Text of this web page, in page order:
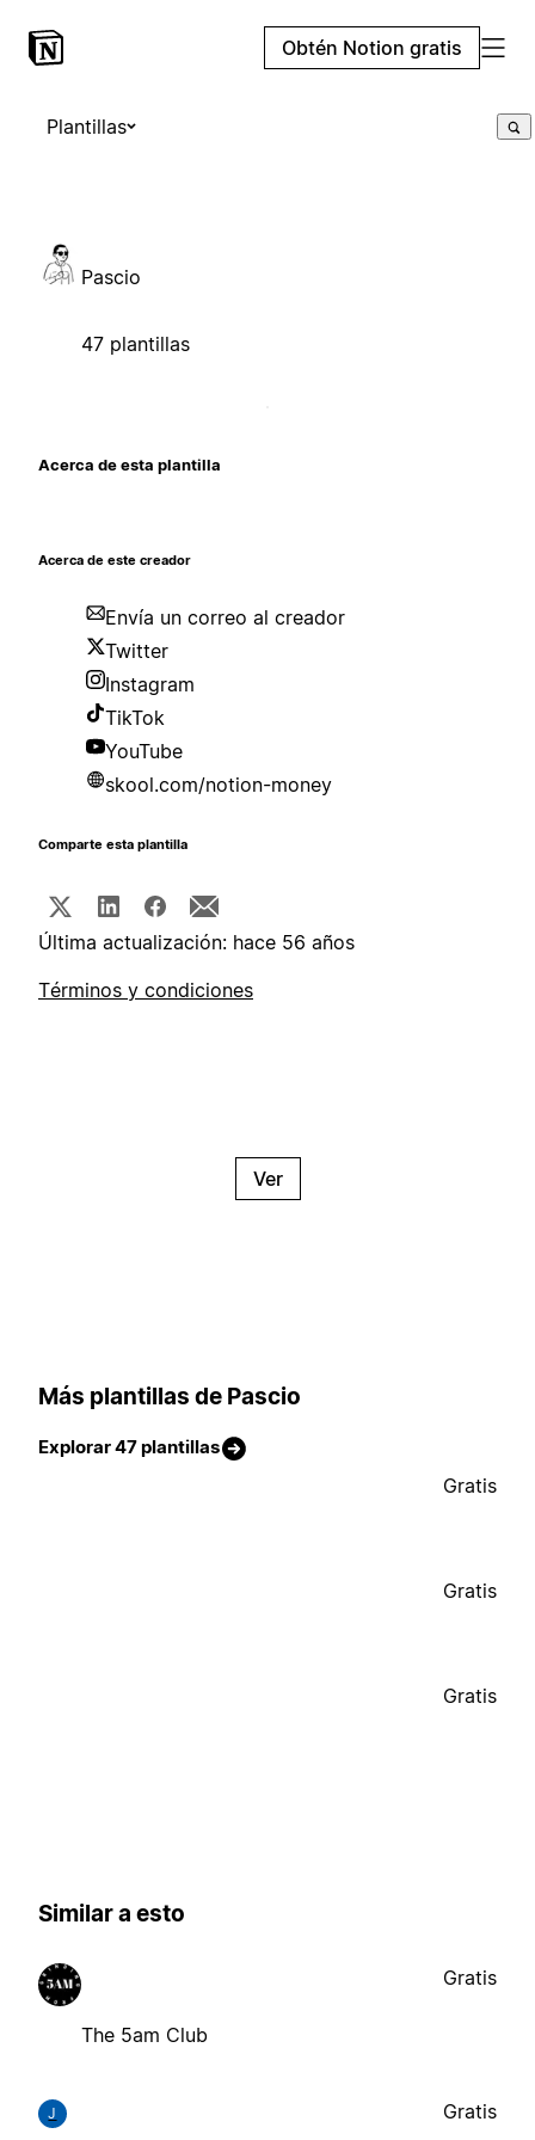
Obtén Notion gratis
Plantillas
Pascio
47 plantillas
Acerca de esta plantilla
Acerca de este creador
Envía un correo al creador
Twitter
Instagram
TikTok
YouTube
skool.com/notion-money
Comparte esta plantilla
Última actualización: hace 56 años
Términos y condiciones
Ver
Más plantillas de Pascio
Explorar 47 plantillas
Gratis
Gratis
Gratis
Similar a esto
The 5am Club
Gratis
J Gratis